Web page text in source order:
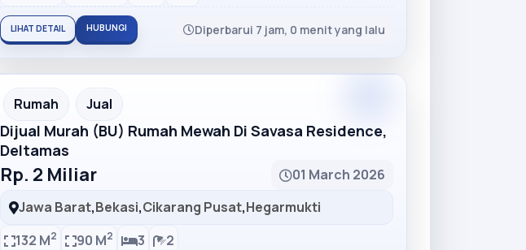
LIHAT DETAIL HUBUNGI Diperbarui 7 jam, 0 menit yang lalu
Partner Ad
Rumah Jual
Dijual Murah (BU) Rumah Mewah Di Savasa Residence,
Deltamas
Rp. 2 Miliar
01 March 2026
Jawa Barat,Bekasi,Cikarang Pusat,Hegarmukti
132 M2 90 M2 3 2